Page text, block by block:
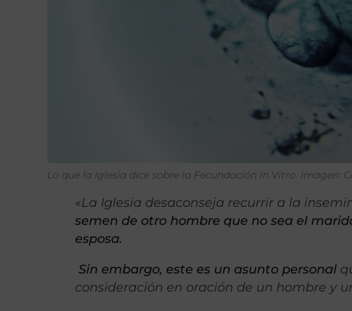
Lo que la Iglesia dice sobre la Fecundación In Vitro. Imagen:
«La Iglesia desaconseja recurrir a la
semen de otro hombre que no sea el
esposa.
Sin embargo, este es un asunto personal
consideración en oración de un hombre y